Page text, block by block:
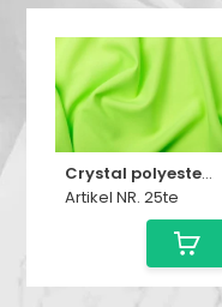
Crystal polyester Fluoricerend groen
Artikel NR. 25te